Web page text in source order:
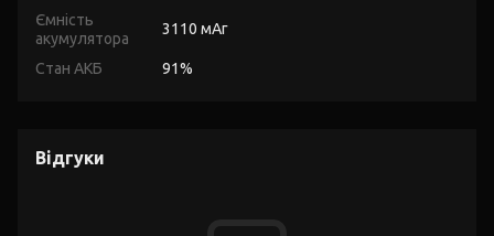
Ємність
акумулятора
3110 мАг
Стан АКБ 91%
Відгуки